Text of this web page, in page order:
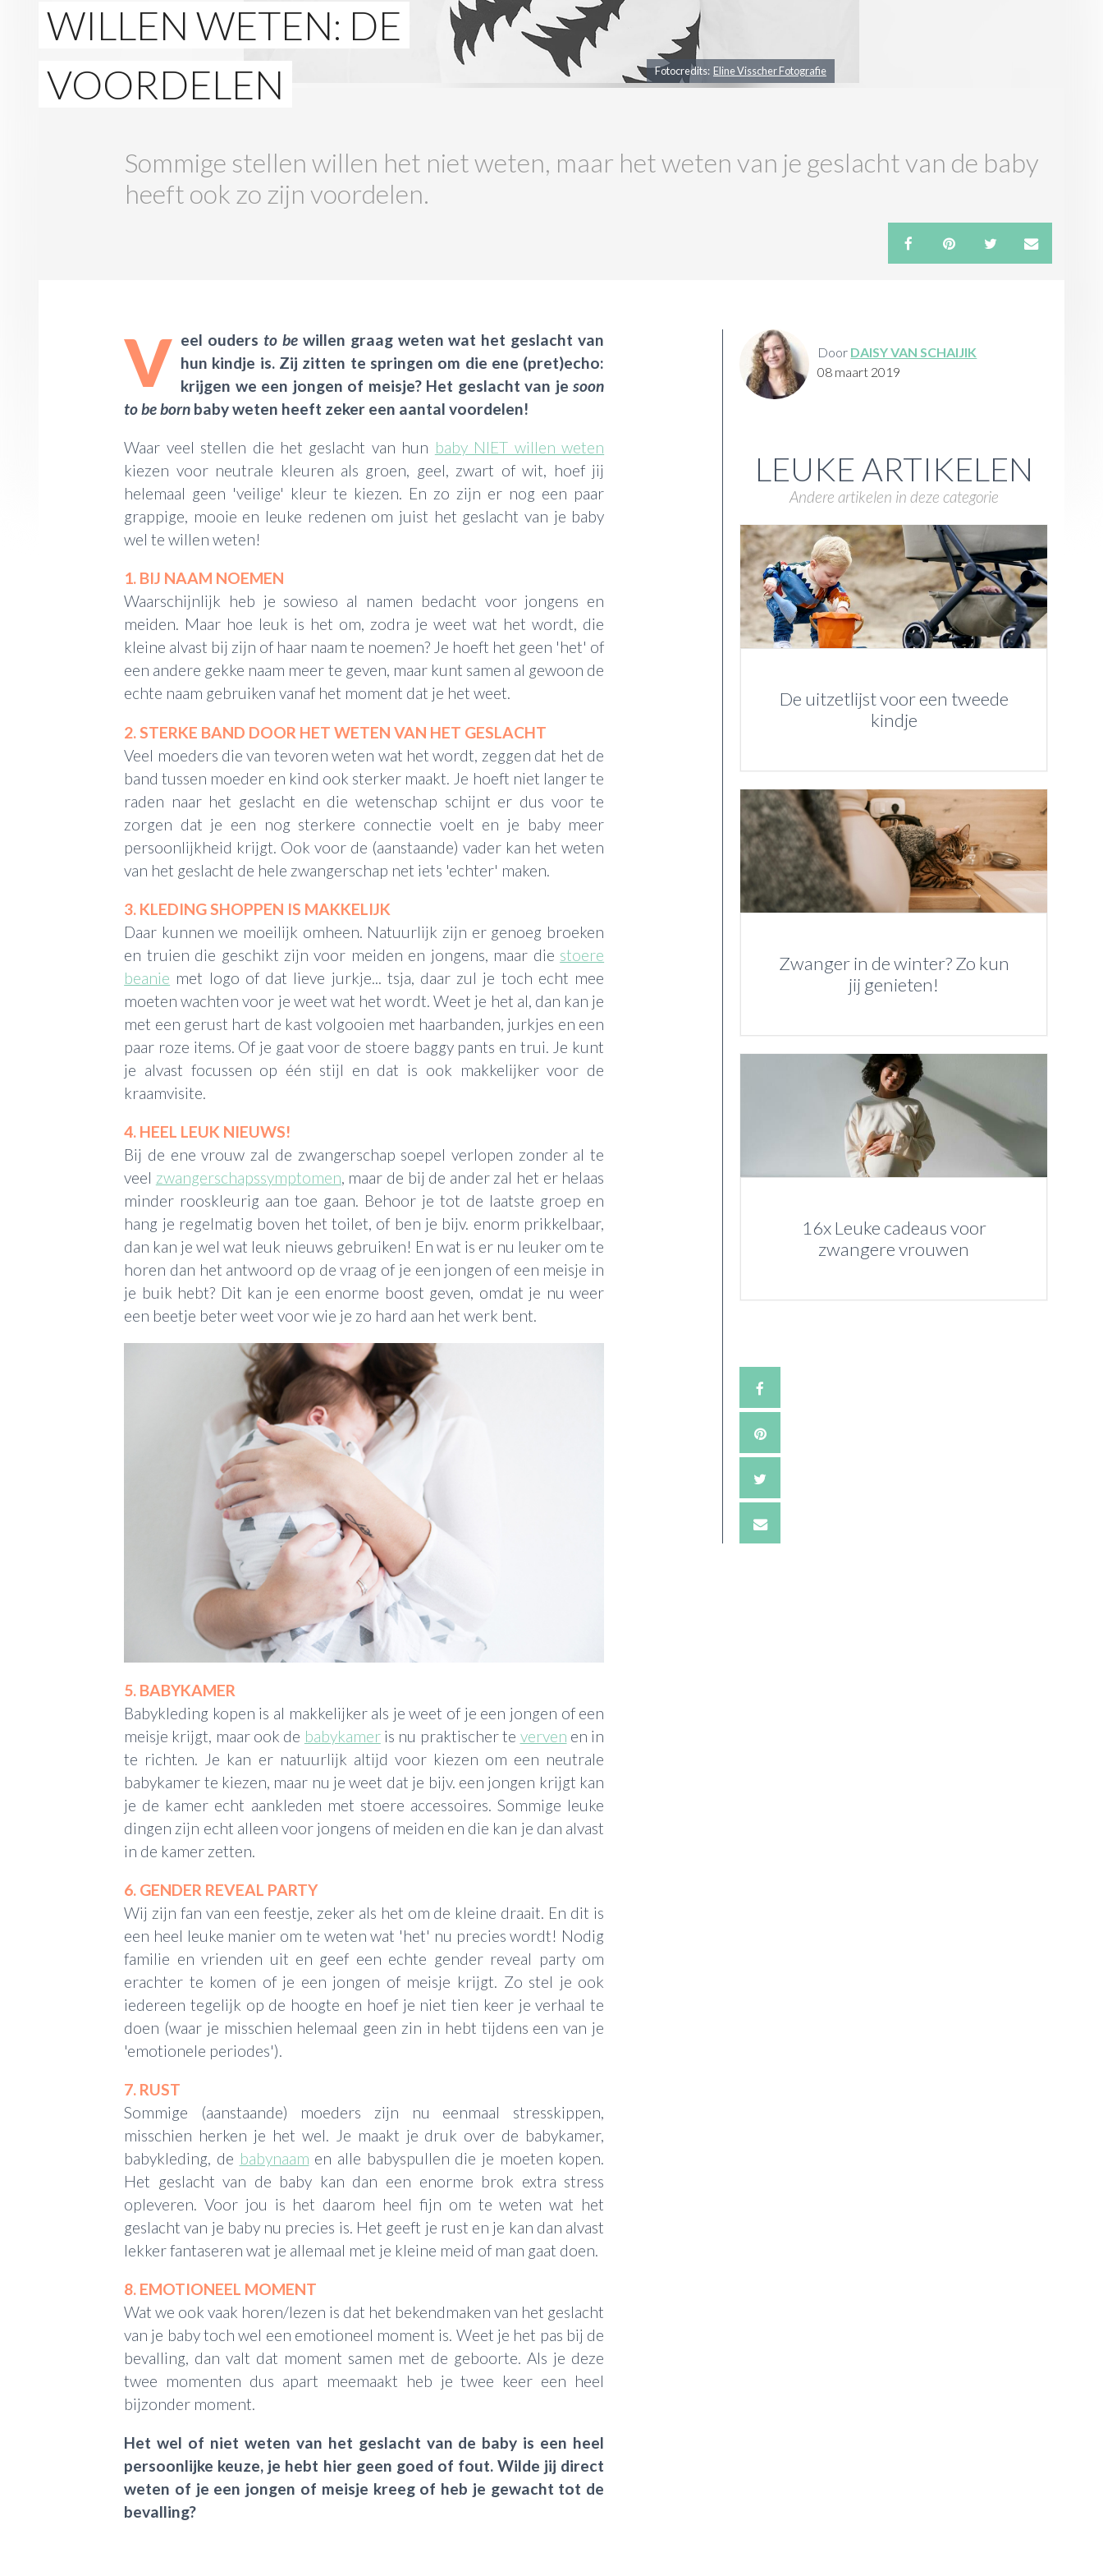
Fotocredits: Eline Visscher Fotografie
WILLEN WETEN: DE
VOORDELEN
Sommige stellen willen het niet weten, maar het weten van je geslacht van de baby
heeft ook zo zijn voordelen.
V eel ouders to bewillen graag weten wat het geslacht van
hun kindje is. Zij zitten te springen om die ene (pret)echo:
krijgen we een jongen of meisje? Het geslacht van jesoon
to be born baby weten heeft zeker een aantal voordelen!
Waar veel stellen die het geslacht van hun baby NIET willen weten
kiezen voor neutrale kleuren als groen, geel, zwart of wit, hoef jij
helemaal geen 'veilige' kleur te kiezen. En zo zijn er nog een paar
grappige, mooie en leuke redenen om juist het geslacht van je baby
wel te willen weten!
1. BIJ NAAM NOEMEN
Waarschijnlijk heb je sowieso al namen bedacht voor jongens en
meiden. Maar hoe leuk is het om, zodra je weet wat het wordt, die
kleine alvast bij zijn of haar naam te noemen? Je hoeft het geen 'het' of
een andere gekke naam meer te geven, maar kunt samen al gewoon de
echte naam gebruiken vanaf het moment dat je het weet.
2. STERKE BAND DOOR HET WETEN VAN HET GESLACHT
Veel moeders die van tevoren weten wat het wordt, zeggen dat het de
band tussen moeder en kind ook sterker maakt. Je hoeft niet langer te
raden naar het geslacht en die wetenschap schijnt er dus voor te
zorgen dat je een nog sterkere connectie voelt en je baby meer
persoonlijkheid krijgt. Ook voor de (aanstaande) vader kan het weten
van het geslacht de hele zwangerschap net iets 'echter' maken.
3. KLEDING SHOPPEN IS MAKKELIJK
Daar kunnen we moeilijk omheen. Natuurlijk zijn er genoeg broeken
en truien die geschikt zijn voor meiden en jongens, maar die stoere
beanie met logo of dat lieve jurkje... tsja, daar zul je toch echt mee
moeten wachten voor je weet wat het wordt. Weet je het al, dan kan je
met een gerust hart de kast volgooien met haarbanden, jurkjes en een
paar roze items. Of je gaat voor de stoere baggy pants en trui. Je kunt
je alvast focussen op één stijl en dat is ook makkelijker voor de
kraamvisite.
4. HEEL LEUK NIEUWS!
Bij de ene vrouw zal de zwangerschap soepel verlopen zonder al te
veel zwangerschapssymptomen, maar de bij de ander zal het er helaas
minder rooskleurig aan toe gaan. Behoor je tot de laatste groep en
hang je regelmatig boven het toilet, of ben je bijv. enorm prikkelbaar,
dan kan je wel wat leuk nieuws gebruiken! En wat is er nu leuker om te
horen dan het antwoord op de vraag of je een jongen of een meisje in
je buik hebt? Dit kan je een enorme boost geven, omdat je nu weer
een beetje beter weet voor wie je zo hard aan het werk bent.
5. BABYKAMER
Babykleding kopen is al makkelijker als je weet of je een jongen of een
meisje krijgt, maar ook de babykameris nu praktischer te verven en in
te richten. Je kan er natuurlijk altijd voor kiezen om een neutrale
babykamer te kiezen, maar nu je weet dat je bijv. een jongen krijgt kan
je de kamer echt aankleden met stoere accessoires. Sommige leuke
dingen zijn echt alleen voor jongens of meiden en die kan je dan alvast
in de kamer zetten.
6. GENDER REVEAL PARTY
Wij zijn fan van een feestje, zeker als het om de kleine draait. En dit is
een heel leuke manier om te weten wat 'het' nu precies wordt! Nodig
familie en vrienden uit en geef een echte gender reveal party om
erachter te komen of je een jongen of meisje krijgt. Zo stel je ook
iedereen tegelijk op de hoogte en hoef je niet tien keer je verhaal te
doen (waar je misschien helemaal geen zin in hebt tijdens een van je
'emotionele periodes').
7. RUST
Sommige (aanstaande) moeders zijn nu eenmaal stresskippen,
misschien herken je het wel. Je maakt je druk over de babykamer,
babykleding, de babynaam en alle babyspullen die je moeten kopen.
Het geslacht van de baby kan dan een enorme brok extra stress
opleveren. Voor jou is het daarom heel fijn om te weten wat het
geslacht van je baby nu precies is. Het geeft je rust en je kan dan alvast
lekker fantaseren wat je allemaal met je kleine meid of man gaat doen.
8. EMOTIONEEL MOMENT
Wat we ook vaak horen/lezen is dat het bekendmaken van het geslacht
van je baby toch wel een emotioneel moment is. Weet je het pas bij de
bevalling, dan valt dat moment samen met de geboorte. Als je deze
twee momenten dus apart meemaakt heb je twee keer een heel
bijzonder moment.
Het wel of niet weten van het geslacht van de baby is een heel
persoonlijke keuze, je hebt hier geen goed of fout. Wilde jij direct
weten of je een jongen of meisje kreeg of heb je gewacht tot de
bevalling?
Door DAISY VAN SCHAIJIK
08 maart 2019
LEUKE ARTIKELEN
Andere artikelen in deze categorie
De uitzetlijst voor een tweede
kindje
Zwanger in de winter? Zo kun
jij genieten!
16x Leuke cadeaus voor
zwangere vrouwen